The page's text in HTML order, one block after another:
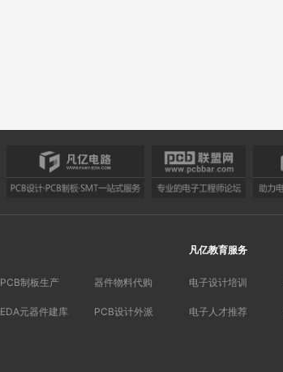
PCB制板生产
EDA元器件建库
器件物料代购
PCB设计外派
凡亿教育服务
电子设计培训
电子人才推荐